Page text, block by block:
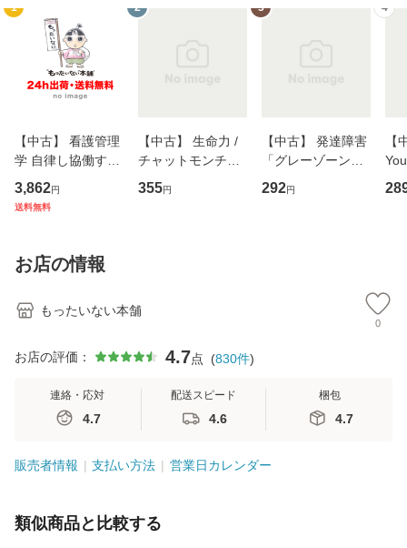
1
【中古】 看護管理
学 自律し協働する
専門職の看護マネ
ジメントスキル 改
恵 藤本幸三 / 南江
堂 [単行
3,862円
送料無料
2
【中古】 生命力 /
チャットモンチー /
キューンレコード
[CD]【メール便送
355円
3
【中古】 発達障害
「グレーゾーン」
その正しい理解と
克服法 (SB新書 57
292円
4
【
のが
お店の情報
もったいない本舗
0
お店の評価： 4.7点 (830件)
連絡・応対
4.7
配送スピード
4.6
梱包
4.7
販売者情報 支払い方法 営業日カレンダー
類似商品と比較する